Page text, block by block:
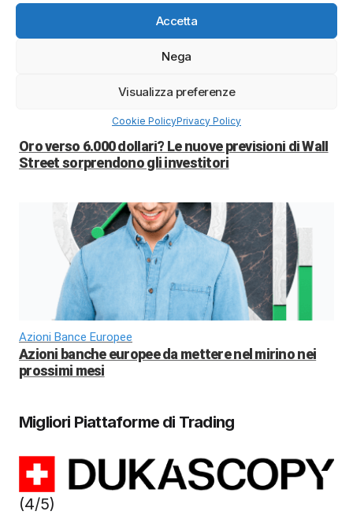
Accetta
Nega
Visualizza preferenze
Cookie PolicyPrivacy Policy
Oro verso 6.000 dollari? Le nuove previsioni di Wall
Street sorprendono gli investitori
Azioni Bance Europee
Azioni banche europee da mettere nel mirino nei
prossimi mesi
Migliori Piattaforme di Trading
(4/5)